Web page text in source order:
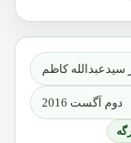
سیدعبدالله کاظم
دوم آگست 2016